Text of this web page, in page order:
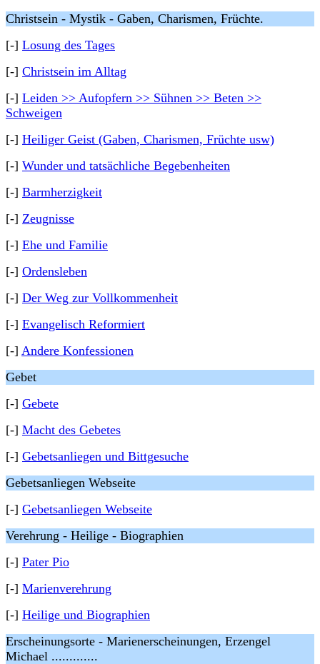
Christsein - Mystik - Gaben, Charismen, Früchte.
[-] Losung des Tages
[-] Christsein im Alltag
[-] Leiden >> Aufopfern >> Sühnen >> Beten >>
Schweigen
[-] Heiliger Geist (Gaben, Charismen, Früchte usw)
[-] Wunder und tatsächliche Begebenheiten
[-] Barmherzigkeit
[-] Zeugnisse
[-] Ehe und Familie
[-] Ordensleben
[-] Der Weg zur Vollkommenheit
[-] Evangelisch Reformiert
[-] Andere Konfessionen
Gebet
[-] Gebete
[-] Macht des Gebetes
[-] Gebetsanliegen und Bittgesuche
Gebetsanliegen Webseite
[-] Gebetsanliegen Webseite
Verehrung - Heilige - Biographien
[-] Pater Pio
[-] Marienverehrung
[-] Heilige und Biographien
Erscheinungsorte - Marienerscheinungen, Erzengel
Michael .............